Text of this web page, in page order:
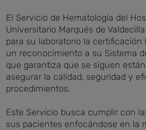
El Servicio de Hematología del
Universitario Marqués de
para su laboratorio la certificación
un reconocimiento a su Sistema
que garantiza que se siguen
asegurar la calidad, seguridad y
procedimientos.
Este Servicio busca cumplir con
sus pacientes enfocándose en la